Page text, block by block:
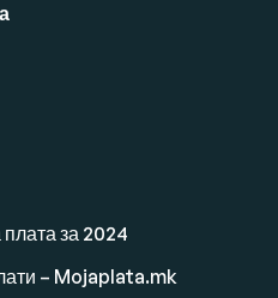
плата за 2024
– Mojaplata.mk